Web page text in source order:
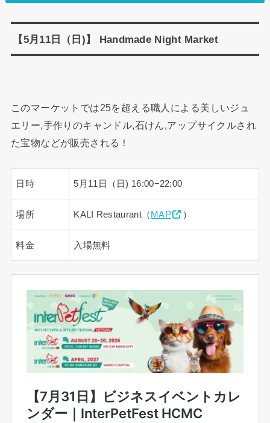
【5月11日（日)】 Handmade Night Market
このマーケットでは25を超える職人による美しいジュ
エリー,手作りのキャンドル,石けん,アップサイクルされ
た宝物などが販売される！
日時 5月11日（日) 16:00−22:00
場所 KALI Restaurant（ MAP ）
料金 入場無料